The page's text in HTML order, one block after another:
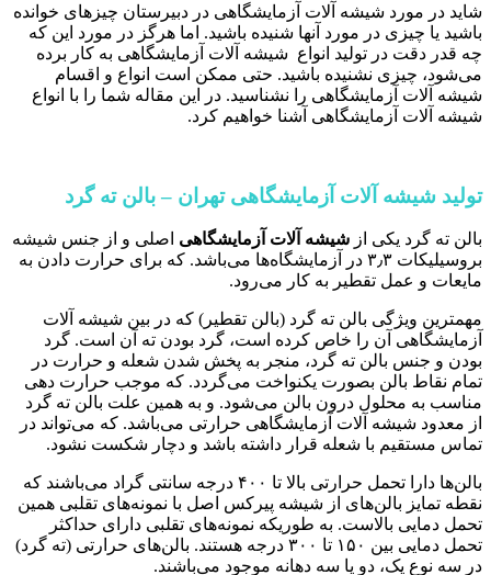
شاید در مورد شیشه آلات آزمایشگاهی در دبیرستان چیزهای خوانده
باشید یا چیزی در مورد آنها شنیده باشید. اما هرگز در مورد این که
چه قدر دقت در تولید انواع شیشه آلات آزمایشگاهی به کار برده
می‌شود، چیزی نشنیده باشید. حتی ممکن است انواع و اقسام
شیشه آلات آزمایشگاهی را نشناسید. در این مقاله شما را با انواع
شیشه آلات آزمایشگاهی‌ آشنا خواهیم کرد.
تولید شیشه آلات آزمایشگاهی تهران – بالن ته گرد
بالن ته گرد یکی از شیشه آلات آزمایشگاهی اصلی و از جنس شیشه
بروسیلیکات ۳٫۳ در آزمایشگاه‌ها می‌باشد. که برای حرارت دادن به
مایعات و عمل تقطیر به کار می‌رود.
مهمترین ویژگی بالن ته گرد (بالن تقطیر) که در بین شیشه آلات
آزمایشگاهی آن را خاص کرده است، گرد بودن ته آن است. گرد
بودن و جنس بالن ته گرد، منجر به پخش شدن شعله و حرارت در
تمام نقاط بالن بصورت یکنواخت می‌گردد. که موجب حرارت دهی
مناسب به محلول درون بالن می‌شود. و به همین علت بالن ته گرد
از معدود شیشه آلات آزمایشگاهی حرارتی می‌باشد. که می‌تواند در
تماس مستقیم با شعله قرار داشته باشد و دچار شکست نشود.
بالن‌ها دارا تحمل حرارتی بالا تا ۴۰۰ درجه سانتی گراد می‌باشند که
نقطه تمایز بالن‌های از شیشه پیرکس اصل با نمونه‌های تقلبی همین
تحمل دمایی بالاست. به طوریکه نمونه‌های تقلبی دارای حداکثر
تحمل دمایی بین ۱۵۰ تا ۳۰۰ درجه هستند. بالن‌های حرارتی (ته گرد)
در سه نوع یک، دو یا سه دهانه موجود می‌باشند.